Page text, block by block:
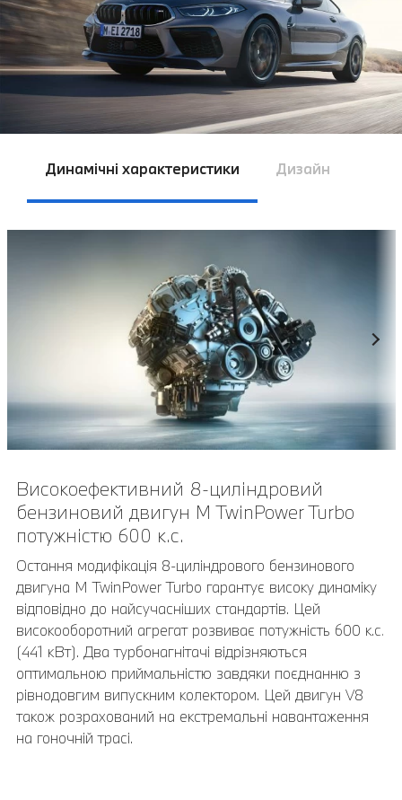
Динамічні характеристики Дизайн
Високоефективний 8-циліндровий
бензиновий двигун M TwinPower Turbo
потужністю 600 к.с.
Остання модифікація 8-циліндрового бензинового
двигуна M TwinPower Turbo гарантує високу динаміку
відповідно до найсучасніших стандартів. Цей
високооборотний агрегат розвиває потужність 600 к.с.
(441 кВт). Два турбонагнітачі відрізняються
оптимальною приймальністю завдяки поєднанню з
рівнодовгим випускним колектором. Цей двигун V8
також розрахований на екстремальні навантаження
на гоночній трасі.
20" M легкосплавні диски Double-spoke
810 M
20" M легкосплавні диски Double-spoke 810 M Jet
Black з різнорозмірними шинами. Передні диски 9,5J x
20 із шинами 275/35 R20, задні диски 10,5J x 20 із
шинами 285/35 R20.